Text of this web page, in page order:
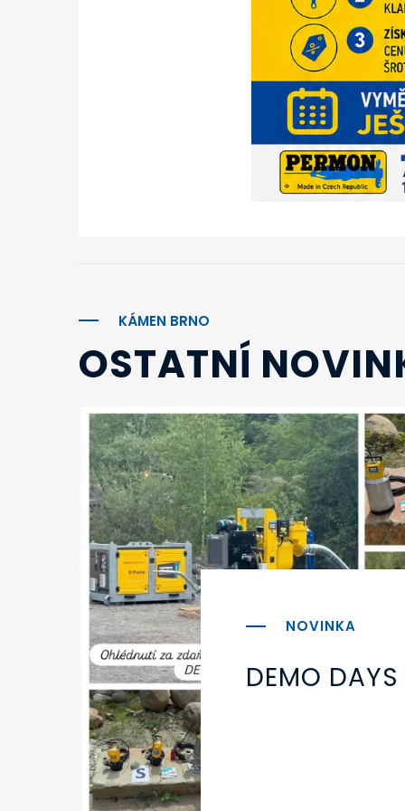
KÁMEN BRNO
OSTATNÍ
DEMO